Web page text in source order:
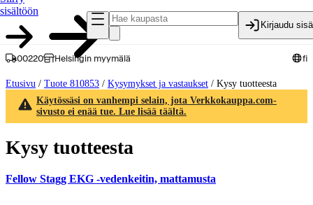
sisältöön
Kirjaudu
00220 Helsingin myymälä fi
Etusivu / Tuote 810853 / Kysymykset ja vastaukset / Kysy tuotteesta
Käytössäsi on vanhempi selain, jota Verkkokauppa.com-
sivusto ei enää tue. Lue lisää täältä.
Kysy tuotteesta
Fellow Stagg EKG -vedenkeitin, mattamusta